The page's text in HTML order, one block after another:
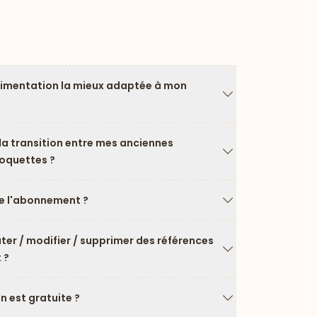
la mieux adaptée à mon
transition entre mes anciennes
?
l'abonnement ?
Flèche vers le
/ modifier / supprimer des références
est gratuite ?